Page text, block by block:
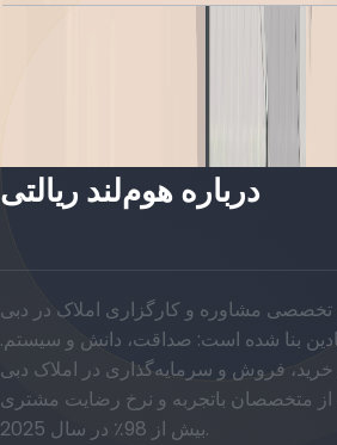
Alba Residence, 2BR, Type
درباره هوم‌لند ریالتی
مشاوره و کارگزاری املاک در دبی
بنا شده است: صداقت، دانش و سیستم.
فروش و سرمایه‌گذاری در املاک دبی
از متخصصان باتجربه و نرخ رضایت مشتری
بیش از 98٪ در سال 2025.